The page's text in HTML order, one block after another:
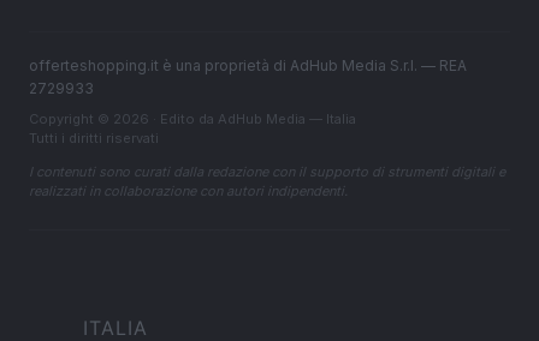
offerteshopping.it è una proprietà di AdHub Media S.r.l. — REA
2729933
Copyright © 2026 · Edito da AdHub Media — Italia
Tutti i diritti riservati
I contenuti sono curati dalla redazione con il supporto di strumenti digitali e
realizzati in collaborazione con autori indipendenti.
ITALIA